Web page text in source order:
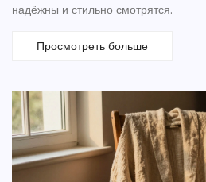
надёжны и стильно смотрятся.
Просмотреть больше